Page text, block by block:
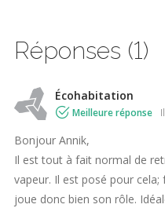
Réponses (1)
Écohabitation
Meilleure réponse
Bonjour Annik,
Il est tout à fait normal de
vapeur. Il est posé pour
joue donc bien son rôle.